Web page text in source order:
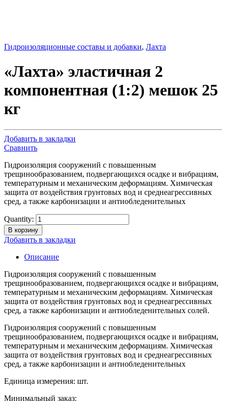
Гидроизоляционные составы и добавки, Лахта
«Лахта» эластичная 2
компонентная (1:2) мешок 25
кг
Добавить в закладки
Сравнить
Гидроизоляция сооружений с повышенным
трещинообразованием, подвергающихся осадке и вибрациям,
температурным и механическим деформациям. Химическая
защита от воздействия грунтовых вод и среднеагрессивных
сред, а также карбонизации и антиобледенительных
Quantity:
В корзину
Добавить в закладки
Описание
Гидроизоляция сооружений с повышенным
трещинообразованием, подвергающихся осадке и вибрациям,
температурным и механическим деформациям. Химическая
защита от воздействия грунтовых вод и среднеагрессивных
сред, а также карбонизации и антиобледенительных солей.
Гидроизоляция сооружений с повышенным
трещинообразованием, подвергающихся осадке и вибрациям,
температурным и механическим деформациям. Химическая
защита от воздействия грунтовых вод и среднеагрессивных
сред, а также карбонизации и антиобледенительных
Единица измерения: шт.
Минимальный заказ: